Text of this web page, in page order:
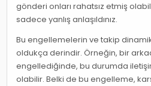
gönderi onları rahatsız etmiş
sadece yanlış anlaşıldınız.
Bu engellemelerin ve takip
oldukça derindir. Örneğin, bir
engellediğinde, bu durumda
olabilir. Belki de bu engelleme,